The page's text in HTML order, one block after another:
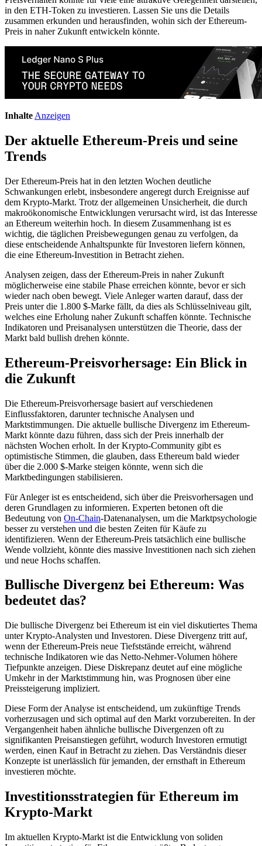
in den ETH-Token zu investieren. Lassen Sie uns die Details
zusammen erkunden und herausfinden, wohin sich der Ethereum-
Preis in naher Zukunft entwickeln könnte.
Inhalte Anzeigen
Der aktuelle Ethereum-Preis und seine
Trends
Der Ethereum-Preis hat in den letzten Wochen deutliche
Schwankungen erlebt, insbesondere angeregt durch Ereignisse auf
dem Krypto-Markt. Trotz der allgemeinen Unsicherheit, die durch
makroökonomische Entwicklungen verursacht wird, ist das Interesse
an Ethereum weiterhin hoch. In diesem Zusammenhang ist es
wichtig, die täglichen Preisbewegungen genau zu verfolgen, da
diese entscheidende Anhaltspunkte für Investoren liefern können,
die eine Ethereum-Investition in Betracht ziehen.
Analysen zeigen, dass der Ethereum-Preis in naher Zukunft
möglicherweise eine stabile Phase erreichen könnte, bevor er sich
wieder nach oben bewegt. Viele Anleger warten darauf, dass der
Preis unter die 1.800 $-Marke fällt, da dies als Schlüsselniveau gilt,
welches eine Erholung naher Zukunft schaffen könnte. Technische
Indikatoren und Preisanalysen unterstützen die Theorie, dass der
Markt bald bullish drehen könnte.
Ethereum-Preisvorhersage: Ein Blick in
die Zukunft
Die Ethereum-Preisvorhersage basiert auf verschiedenen
Einflussfaktoren, darunter technische Analysen und
Marktstimmungen. Die aktuelle bullische Divergenz im Ethereum-
Markt könnte dazu führen, dass sich der Preis innerhalb der
nächsten Wochen erholt. In der Krypto-Community gibt es
optimistische Stimmen, die glauben, dass Ethereum bald wieder
über die 2.000 $-Marke steigen könnte, wenn sich die
Marktbedingungen stabilisieren.
Für Anleger ist es entscheidend, sich über die Preisvorhersagen und
deren Grundlagen zu informieren. Experten betonen oft die
Bedeutung von On-Chain-Datenanalysen, um die Marktpsychologie
besser zu verstehen und die besten Zeiten für Käufe zu
identifizieren. Wenn der Ethereum-Preis tatsächlich eine bullische
Wende vollzieht, könnte dies massive Investitionen nach sich ziehen
und neue Hochs schaffen.
Bullische Divergenz bei Ethereum: Was
bedeutet das?
Die bullische Divergenz bei Ethereum ist ein viel diskutiertes Thema
unter Krypto-Analysten und Investoren. Diese Divergenz tritt auf,
wenn der Ethereum-Preis neue Tiefststände erreicht, während
technische Indikatoren wie das Netto-Nehmer-Volumen höhere
Tiefpunkte anzeigen. Diese Diskrepanz deutet auf eine mögliche
Umkehr in der Marktstimmung hin, was Prognosen über eine
Preissteigerung impliziert.
Diese Form der Analyse ist entscheidend, um zukünftige Trends
vorherzusagen und sich optimal auf den Markt vorzubereiten. In der
Vergangenheit haben ähnliche bullische Divergenzen oft zu
signifikanten Preisanstiegen geführt, wodurch Investoren ermutigt
werden, einen Kauf in Betracht zu ziehen. Das Verständnis dieser
Konzepte ist unerlässlich für jemanden, der ernsthaft in Ethereum
investieren möchte.
Investitionsstrategien für Ethereum im
Krypto-Markt
Im aktuellen Krypto-Markt ist die Entwicklung von soliden